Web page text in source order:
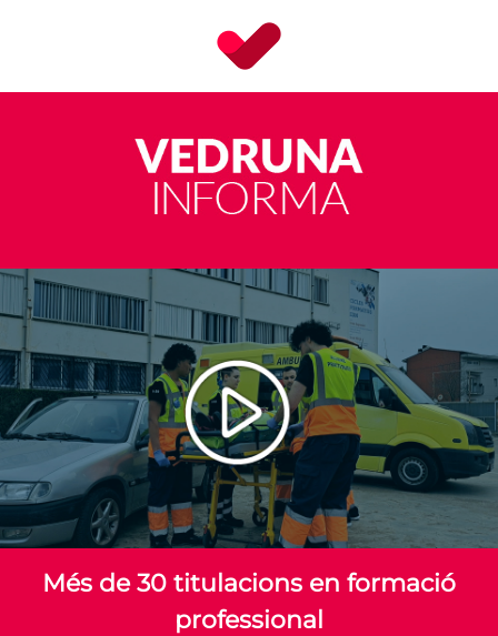
Més de 30 titulacions en formació
professional